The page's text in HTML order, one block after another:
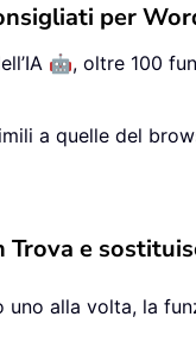
per
🤖, oltre 100
a quelle del
Trova e
uno alla volta, la